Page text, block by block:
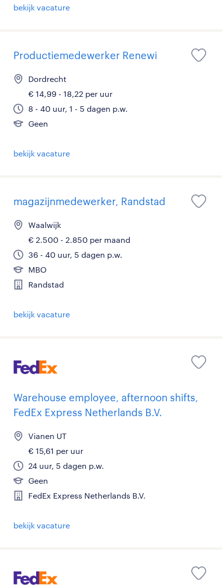
bekijk vacature
Productiemedewerker Renewi
Dordrecht
€ 14,99 - 18,22 per uur
8 - 40 uur, 1 - 5 dagen p.w.
Geen
bekijk vacature
magazijnmedewerker, Randstad
Waalwijk
€ 2.500 - 2.850 per maand
36 - 40 uur, 5 dagen p.w.
MBO
Randstad
bekijk vacature
Warehouse employee, afternoon shifts,
FedEx Express Netherlands B.V.
Vianen UT
€ 15,61 per uur
24 uur, 5 dagen p.w.
Geen
FedEx Express Netherlands B.V.
bekijk vacature